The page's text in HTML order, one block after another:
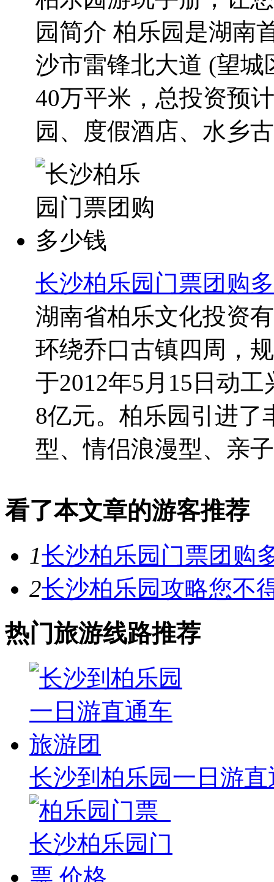
园简介 柏乐园是湖南
沙市雷锋北大道 (望
40万平米，总投资预
园、度假酒店、水乡
长沙柏乐园门票团购
湖南省柏乐文化投资
环绕乔口古镇四周，
于2012年5月15日动
8亿元。柏乐园引进了
型、情侣浪漫型、亲
看了本文章的游客推荐
1长沙柏乐园门票团购
2长沙柏乐园攻略您不
热门旅游线路推荐
长沙到柏乐园一日游